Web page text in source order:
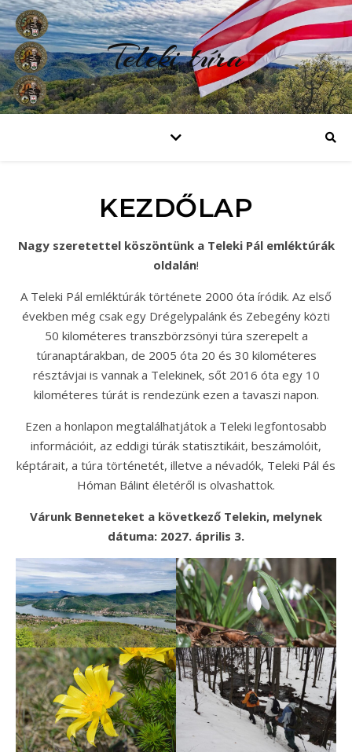
Teleki túra
KEZDŐLAP
Nagy szeretettel köszöntünk a Teleki Pál emléktúrák
oldalán!
A Teleki Pál emléktúrák története 2000 óta íródik. Az első
években még csak egy Drégelypalánk és Zebegény közti
50 kilométeres transzbörzsönyi túra szerepelt a
túranaptárakban, de 2005 óta 20 és 30 kilométeres
résztávjai is vannak a Telekinek, sőt 2016 óta egy 10
kilométeres túrát is rendezünk ezen a tavaszi napon.
Ezen a honlapon megtalálhatjátok a Teleki legfontosabb
információit, az eddigi túrák statisztikáit, beszámolóit,
képtárait, a túra történetét, illetve a névadók, Teleki Pál és
Hóman Bálint életéről is olvashattok.
Várunk Benneteket a következő Telekin, melynek
dátuma: 2027. április 3.